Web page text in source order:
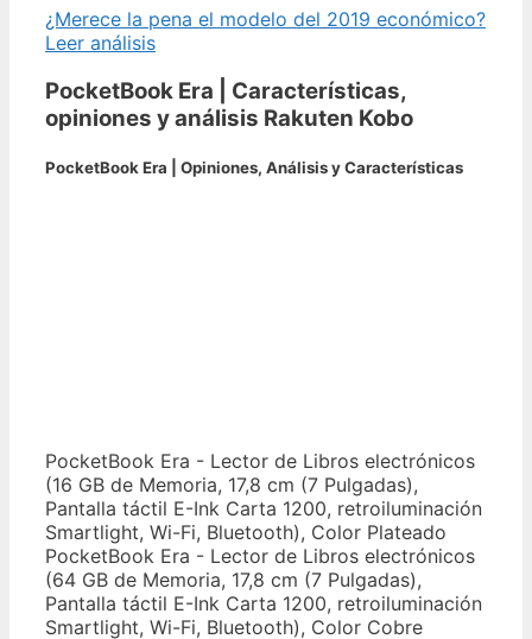
¿Merece la pena el modelo del 2019 económico?
Leer análisis
PocketBook Era | Características,
opiniones y análisis Rakuten Kobo
PocketBook Era | Opiniones, Análisis y Características
PocketBook Era - Lector de Libros electrónicos
(16 GB de Memoria, 17,8 cm (7 Pulgadas),
Pantalla táctil E-Ink Carta 1200, retroiluminación
Smartlight, Wi-Fi, Bluetooth), Color Plateado
PocketBook Era - Lector de Libros electrónicos
(64 GB de Memoria, 17,8 cm (7 Pulgadas),
Pantalla táctil E-Ink Carta 1200, retroiluminación
Smartlight, Wi-Fi, Bluetooth), Color Cobre